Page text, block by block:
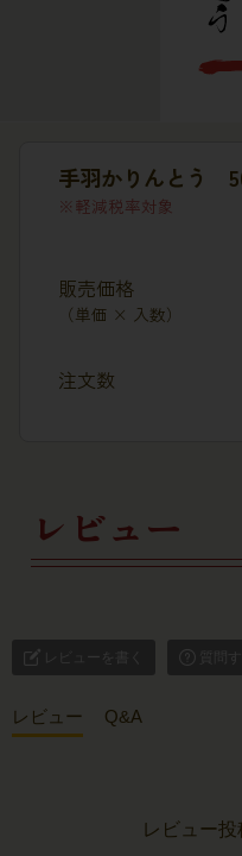
手羽かりんとう
軽減税率対象
販売価格
（単価 × 入数）
注文数
レビュー
レビューを書く 質問す
レビュー Q&A
レビュー投